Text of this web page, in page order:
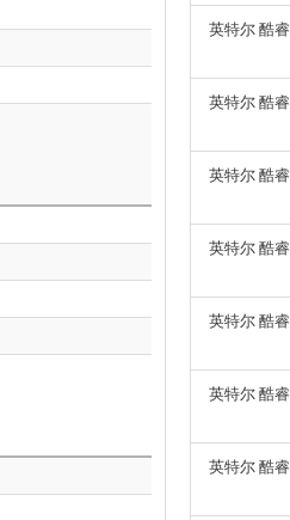
英特尔 酷睿
英特尔 酷睿
英特尔 酷睿
英特尔 酷睿
英特尔 酷睿
英特尔 酷睿
英特尔 酷睿